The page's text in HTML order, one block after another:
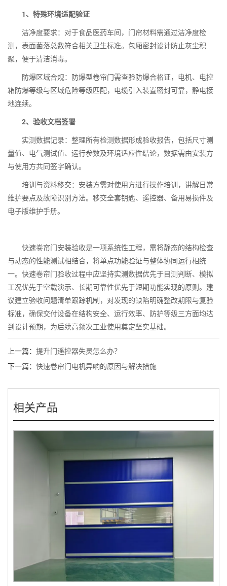
1、特殊环境适配验证
洁净度要求：对于食品医药车间，门帘材料需通过洁净度检
测，表面菌落总数符合相关卫生标准。包厢密封设计防止灰尘积
聚，便于清洁消毒。
防爆区域合规：防爆型卷帘门需查验防爆合格证，电机、电控
箱防爆等级与区域危险等级匹配，电缆引入装置密封可靠，静电接
地连续。
2、验收文档签署
实测数据记录：整理所有检测数据形成验收报告，包括尺寸测
量值、电气测试值、运行参数及环境适应性结论，数据需由安装方
与使用方共同签字确认。
培训与资料移交：安装方需对使用方进行操作培训，讲解日常
维护要点及故障识别方法。移交全套钥匙、遥控器、备用易损件及
电子版维护手册。
快速卷帘门安装验收是一项系统性工程，需将静态的结构检查
与动态的性能测试相结合，将单点功能验证与整体协同运行相统
一。快速卷帘门验收过程中应坚持实测数据优先于目测判断、模拟
工况优先于空载演示、长期可靠性优先于短期功能实现的原则。建
议建立验收问题清单跟踪机制，对发现的缺陷明确整改期限与复验
标准，确保交付设备在结构安全、运行效率、防护等级三方面均达
到设计预期，为后续高频次工业使用奠定坚实基础。
上一篇： 提升门遥控器失灵怎么办？
下一篇： 快速卷帘门电机异响的原因与解决措施
相关产品